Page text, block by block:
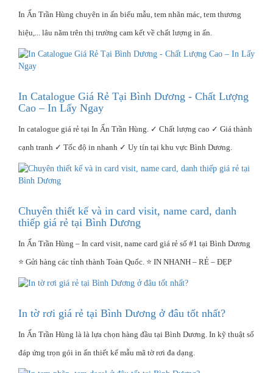
In Ấn Trần Hùng chuyên in ấn biểu mẫu, tem nhãn mác, tem thương
hiệu,... lâu năm trên thị trường cam kết về chất lượng in ấn.
In Catalogue Giá Rẻ Tại Bình Dương - Chất Lượng
Cao – In Lấy Ngay
In catalogue giá rẻ tại In Ấn Trần Hùng. ✓ Chất lượng cao ✓ Giá thành
cạnh tranh ✓ Tốc độ in nhanh ✓ Uy tín tại khu vực Bình Dương.
Chuyên thiết kế và in card visit, name card, danh
thiếp giá rẻ tại Bình Dương
In Ấn Trần Hùng – In card visit, name card giá rẻ số #1 tại Bình Dương
⭐ Gửi hàng các tỉnh thành Toàn Quốc. ⭐ IN NHANH – RẺ – ĐẸP
In tờ rơi giá rẻ tại Bình Dương ở đâu tốt nhất?
In Ấn Trần Hùng là là lựa chọn hàng đầu tại Bình Dương. In kỹ thuật số
đáp ứng trọn gói in ấn thiết kế mẫu mã tờ rơi đa dạng.